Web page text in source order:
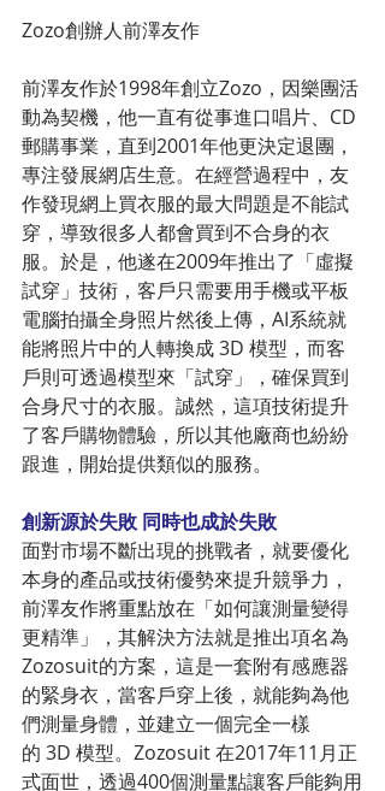
Zozo創辦人前澤友作
前澤友作於1998年創立Zozo，因樂團活
動為契機，他一直有從事進口唱片、CD
郵購事業，直到2001年他更決定退團，
專注發展網店生意。在經營過程中，友
作發現網上買衣服的最大問題是不能試
穿，導致很多人都會買到不合身的衣
服。於是，他遂在2009年推出了「虛擬
試穿」技術，客戶只需要用手機或平板
電腦拍攝全身照片然後上傳，AI系統就
能將照片中的人轉換成 3D 模型，而客
戶則可透過模型來「試穿」，確保買到
合身尺寸的衣服。誠然，這項技術提升
了客戶購物體驗，所以其他廠商也紛紛
跟進，開始提供類似的服務。
創新源於失敗 同時也成於失敗
面對市場不斷出現的挑戰者，就要優化
本身的產品或技術優勢來提升競爭力，
前澤友作將重點放在「如何讓測量變得
更精準」，其解決方法就是推出項名為
Zozosuit的方案，這是一套附有感應器
的緊身衣，當客戶穿上後，就能夠為他
們測量身體，並建立一個完全一樣
的 3D 模型。Zozosuit 在2017年11月正
式面世，透過400個測量點讓客戶能夠用